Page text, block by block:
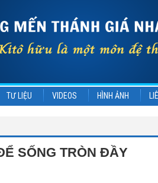
TƯ LIỆU VIDEOS HÌNH ẢNH
SỐNG TRÒN ĐẦY